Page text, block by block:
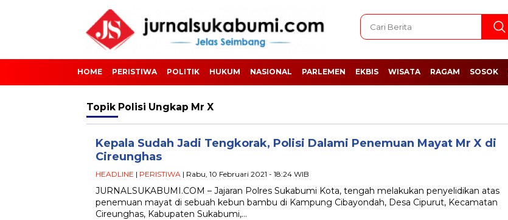
HOME PERISTIWA POLITIK HUKUM NASIONAL PARLEMEN EKBIS WISATA RAGAM SOSOK
Topik Polisi Ungkap Mr X
Kepala Sudah Jadi Tengkorak, Polisi Dalami Penemuan Mayat Mr X di
Cireunghas
HEADLINE | PERISTIWA | Rabu, 10 Februari 2021 - 18:24 WIB
JURNALSUKABUMI.COM – Jajaran Polres Sukabumi Kota, tengah melakukan penyelidikan atas
penemuan mayat di sebuah kebun bambu di Kampung Cibayondah, Desa Cipurut, Kecamatan
Cireunghas, Kabupaten Sukabumi,…